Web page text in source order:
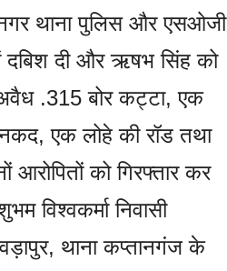
थाना पुलिस और एसओजी
दबिश दी और ऋषभ सिंह को
.315 बोर कट्टा, एक
एक लोहे की रॉड तथा
आरोपितों को गिरफ्तार कर
विश्वकर्मा निवासी
थाना कप्तानगंज के